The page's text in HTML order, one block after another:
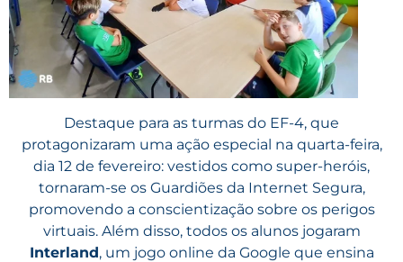
Destaque para as turmas do EF-4, que
protagonizaram uma ação especial na quarta-feira,
dia 12 de fevereiro: vestidos como super-heróis,
tornaram-se os Guardiões da Internet Segura,
promovendo a conscientização sobre os perigos
virtuais. Além disso, todos os alunos jogaram
Interland, um jogo online da Google que ensina